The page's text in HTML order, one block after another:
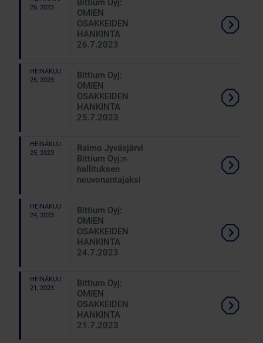
26, 2023
Bittium Oyj:
OMIEN
OSAKKEIDEN
HANKINTA
26.7.2023
HEINÄKUU
25, 2023
Bittium Oyj:
OMIEN
OSAKKEIDEN
HANKINTA
25.7.2023
HEINÄKUU
25, 2023
Raimo Jyväsjärvi
Bittium Oyj:n
hallituksen
neuvonantajaksi
HEINÄKUU
24, 2023
Bittium Oyj:
OMIEN
OSAKKEIDEN
HANKINTA
24.7.2023
HEINÄKUU
21, 2023
Bittium Oyj:
OMIEN
OSAKKEIDEN
HANKINTA
21.7.2023